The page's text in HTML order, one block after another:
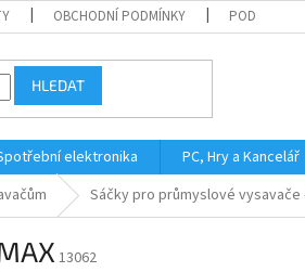
OBCHODNÍ PODMÍNKY PODMÍNKY
HLEDAT
elektronika PC, Hry a Kancelář
Sáčky pro průmyslové
13062